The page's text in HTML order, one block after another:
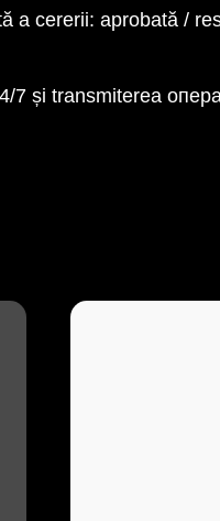
a cererii: aprobată /
7 și transmiterea